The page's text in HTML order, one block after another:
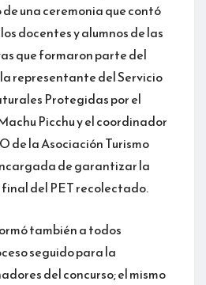
una ceremonia que contó
docentes y alumnos de las
que formaron parte del
la representante del Servicio
Protegidas por el
Picchu y el coordinador
de la Asociación Turismo
de garantizar la
del PET recolectado.
también a todos
seguido para la
del concurso; el mismo